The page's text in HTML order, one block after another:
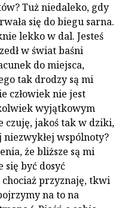
Tuż niedaleko, gdy
się do biegu sarna.
lekko w dal. Jesteś
w świat baśni
do miejsca,
tak drodzy są mi
człowiek nie jest
wyjątkowym
czuję, jakoś tak w dziki,
wspólnoty?
że bliższe są mi
się być dosyć
przyznaję, tkwi
na to na